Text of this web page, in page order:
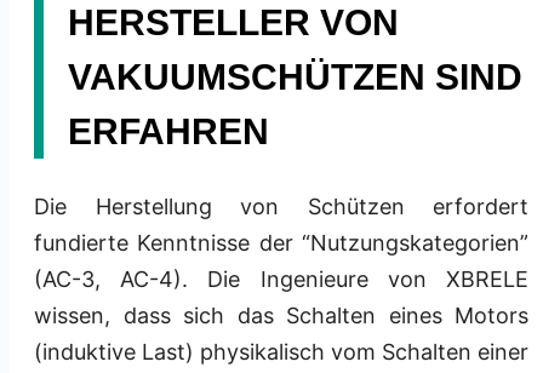
HERSTELLER VON
VAKUUMSCHÜTZEN SIND
ERFAHREN
Die Herstellung von Schützen erfordert
fundierte Kenntnisse der “Nutzungskategorien”
(AC-3, AC-4). Die Ingenieure von XBRELE
wissen, dass sich das Schalten eines Motors
(induktive Last) physikalisch vom Schalten einer